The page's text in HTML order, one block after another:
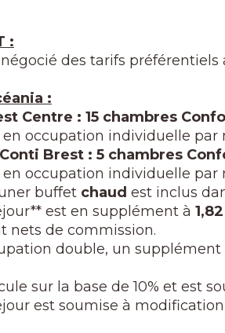
:
des tarifs
:
Centre : 15 chambres
occupation individuelle par
Brest : 5 chambres
occupation individuelle par
buffet chaud est inclus
est en supplément à
nets de commission.
double, un supplément
sur la base de 10% et est
est soumise à